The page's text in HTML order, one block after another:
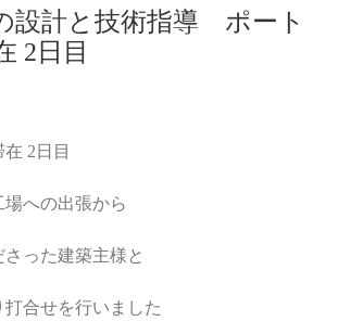
設計と技術指導 ポート
2日目
2日目
への出張から
った建築主様と
合せを行いました